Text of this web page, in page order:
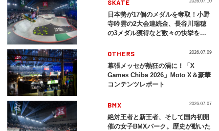
SKATE
日本勢が17個のメダルを奪取！小野
寺吟雲の2大会連続金、長谷川瑞穂
の3メダル獲得など数々の快挙をプ
2026」
2026.07.10
OTHERS
幕張メッセが熱狂の渦に！「X
Games Chiba 2026」Moto X＆豪華
コンテンツレポート
2026.07.09
BMX
絶対王者と新王者、そして国内初開
催の女子BMXパーク。歴史が動いた
2026.07.07